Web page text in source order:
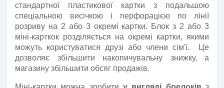
стандартної пластикової картки з подальшою
спеціальною висічкою і перфорацією по лінії
розриву на 2 або 3 окремі картки. Блок з 2 або 3
міні-карткок розділяється на окремі картки, якими
можуть користуватися друзі або члени сім'ї. Це
дозволяє збільшити накопичувальну знижку, а
магазину збільшити обсяг продажів.